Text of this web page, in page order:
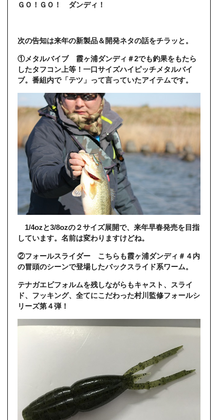
ＧＯ！ＧＯ！ ダンディ！
次の告知は来年の新製品＆開発ネタの話をチラッと。
①メタルバイブ 霞ヶ浦ダンディ＃2でも釣果をもたら
したタフコン上等！一口サイズハイピッチメタルバイ
ブ。番組内で「テツ」って言っていたアイテムです。
1/4ozと3/8ozの２サイズ展開で、来年早春発売を目指
しています。名前は変わりますけどね。
②フォールスライダー こちらも霞ヶ浦ダンディ＃４内
の冒頭のシーンで登場したバックスライド系ワーム。
テナガエビフォルムを残しながらもキャスト、スライ
ド、フッキング、全てにこだわった村川監修フォールシ
リーズ第４弾！